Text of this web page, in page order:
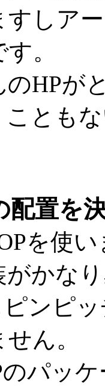
すしア
。
HPが
とも
配置を
を使
がかな
ンピ
ん。
のパッ